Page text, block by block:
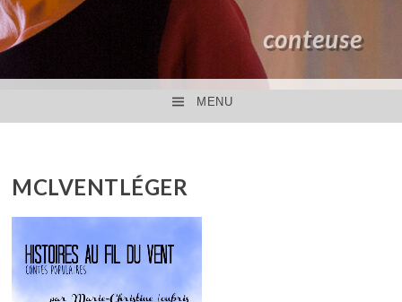
conteuse
MENU
MCLVENTLÉGER